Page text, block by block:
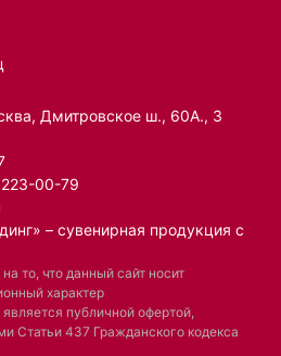
Дмитровское ш., 60А., 3
00-79
– сувенирная продукция с
то, что данный сайт носит
характер
публичной офертой,
Статьи 437 Гражданского кодекса